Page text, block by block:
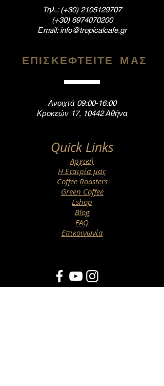
Tηλ.: (+30) 2105129707
(+30) 6974070200
Εmail:info@tropicalcafe.gr
ΕΠΙΣΚΕΦΤΕΙΤΕ ΜΑΣ
Ανοιχτά 09:00-16:00
Κροκεών 17, 10442 Αθήνα
Quick Links
Αρχική
Η Εταιρία μας
Coffee Roasters
Green Coffee
Eshop
Blog
FAQ
Επικοινωνία